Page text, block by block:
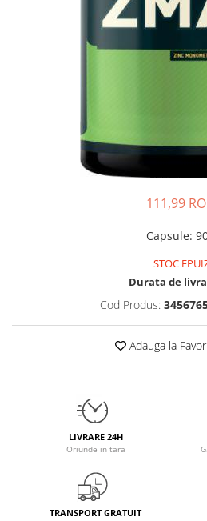
Vitamine bărbați / femei
Îngrijire personală
Muscle Meds
Muscle Pharm
Olimp Sport Nutrition
Power System
Puritan`s Pride
111,99
Capsule:
STOC
Durata de
Cod Produs:
Adauga la
LIVRARE 24H
Oriunde in tara
TRANSPORT GRATUIT